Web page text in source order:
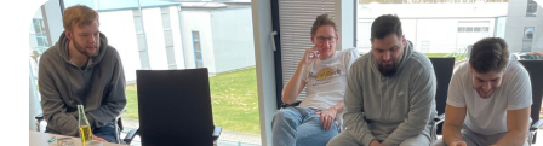
Gagnants du jeu-concours organisé à
l’occasion de la Journée de la formation